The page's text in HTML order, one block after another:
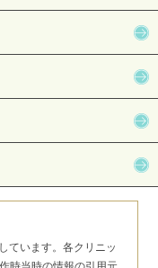
ています。各クリニッ